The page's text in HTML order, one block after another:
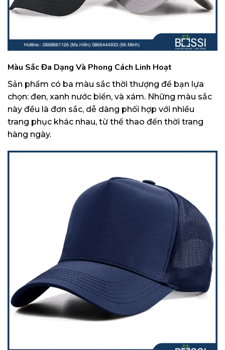
Màu Sắc Đa Dạng Và Phong Cách Linh Hoạt
Sản phẩm có ba màu sắc thời thượng để bạn lựa
chọn: đen, xanh nước biển, và xám. Những màu sắc
này đều là đơn sắc, dễ dàng phối hợp với nhiều
trang phục khác nhau, từ thể thao đến thời trang
hàng ngày.